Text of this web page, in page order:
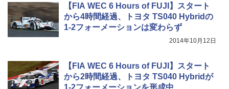
【FIA WEC 6 Hours of FUJI】スタート
から4時間経過、トヨタ TS040 Hybridの
1-2フォーメーションは変わらず
2014年10月12日
【FIA WEC 6 Hours of FUJI】スタート
から2時間経過、トヨタ TS040 Hybridが
1-2フォーメーションを形成中